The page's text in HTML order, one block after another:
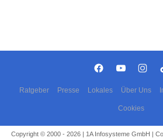
Ratgeber Presse Lokales Über Uns
Cookies
Copyright © 2000 - 2026 | 1A Infosysteme GmbH |